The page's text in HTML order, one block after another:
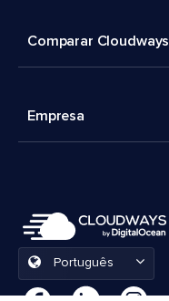
Comparar Cloudways
Empresa
Português